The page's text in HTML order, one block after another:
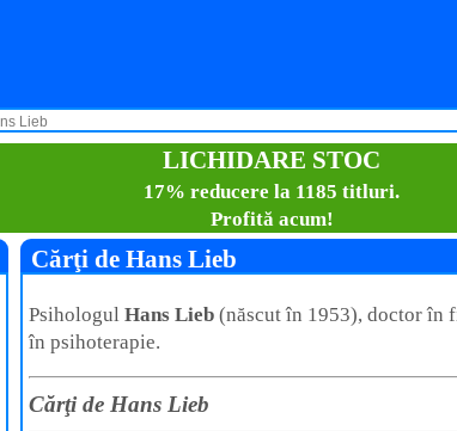
Lieb
LICHIDARE STOC
17% reducere la 1185 titluri.
Profită acum!
Cărţi de Hans Lieb
Psihologul Hans Lieb (născut în 1953), doctor în
în psihoterapie.
Cărţi de Hans Lieb